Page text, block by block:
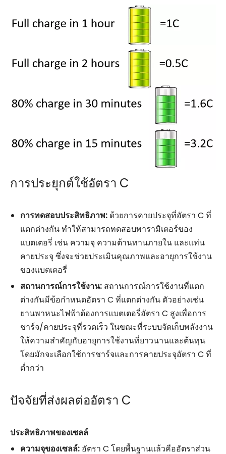
การประยุกต์ใช้อัตรา C
การทดสอบประสิทธิภาพ: ด้วยการคายประจุที่อัตรา C ที่
แตกต่างกัน ทำให้สามารถทดสอบพารามิเตอร์ของ
แบตเตอรี่ เช่น ความจุ ความต้านทานภายใน และแท่น
คายประจุ ซึ่งจะช่วยประเมินคุณภาพและอายุการใช้งาน
ของแบตเตอรี่
สถานการณ์การใช้งาน: สถานการณ์การใช้งานที่แตก
ต่างกันมีข้อกำหนดอัตรา C ที่แตกต่างกัน ตัวอย่างเช่น
ยานพาหนะไฟฟ้าต้องการแบตเตอรี่อัตรา C สูงเพื่อการ
ชาร์จ/คายประจุที่รวดเร็ว ในขณะที่ระบบจัดเก็บพลังงาน
ให้ความสำคัญกับอายุการใช้งานที่ยาวนานและต้นทุน
โดยมักจะเลือกใช้การชาร์จและการคายประจุอัตรา C ที่
ต่ำกว่า
ปัจจัยที่ส่งผลต่ออัตรา C
ประสิทธิภาพของเซลล์
ความจุของเซลล์: อัตรา C โดยพื้นฐานแล้วคืออัตราส่วน